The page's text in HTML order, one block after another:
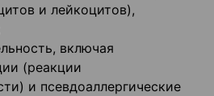
и лейкоцитов),
включая
(реакции
и псевдоаллергические